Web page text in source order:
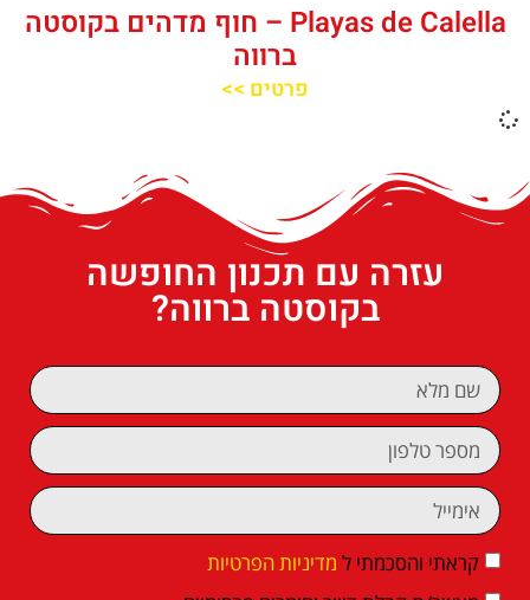
‪‪Playas de Calella‬‬ – חוף מדהים בקוסטה
ברווה
פרטים >>
עזרה עם תכנון החופשה
בקוסטה ברווה?
קראתי והסכמתי ל מדיניות הפרטיות